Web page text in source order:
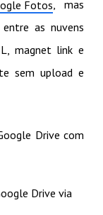
Fotos , mas
as nuvens
magnet link e
sem upload e
Drive com
Drive via